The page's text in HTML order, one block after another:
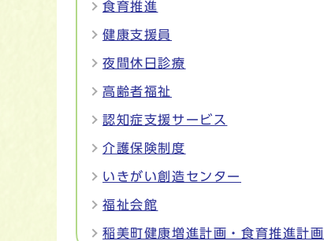
食育推進
健康支援員
夜間休日診療
高齢者福祉
認知症支援サービス
介護保険制度
いきがい創造センター
福祉会館
稲美町健康増進計画・食育推進計画